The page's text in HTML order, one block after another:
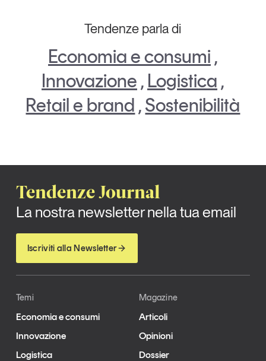
Tendenze parla di
Economia e consumi ,
Innovazione , Logistica ,
Retail e brand ,Sostenibilità
Tendenze Journal
La nostra newsletter nella tua email
Iscriviti alla Newsletter
Temi
Economia e consumi
Innovazione
Logistica
Magazine
Articoli
Opinioni
Dossier